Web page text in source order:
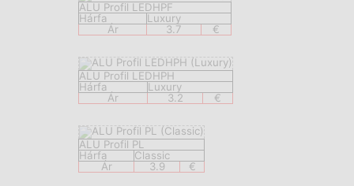
ALU Profil LEDHPF
Hárfa
Luxury
Ár
3.7 €
ALU Profil LEDHPH
Hárfa
Luxury
Ár
3.2 €
ALU Profil PL
Hárfa
Classic
Ár
3.9 €